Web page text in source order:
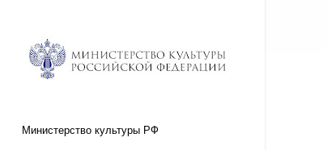
Министерство культуры РФ